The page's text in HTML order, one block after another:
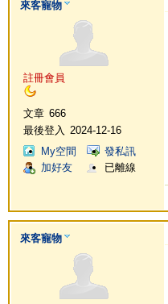
來客寵物
註冊會員
文章 666
最後登入
2024-12-16
My空間
發私訊
加好友
已離線
來客寵物